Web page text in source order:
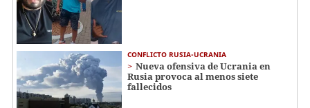
CONFLICTO RUSIA-UCRANIA
Nueva ofensiva de Ucrania en
Rusia provoca al menos siete
fallecidos